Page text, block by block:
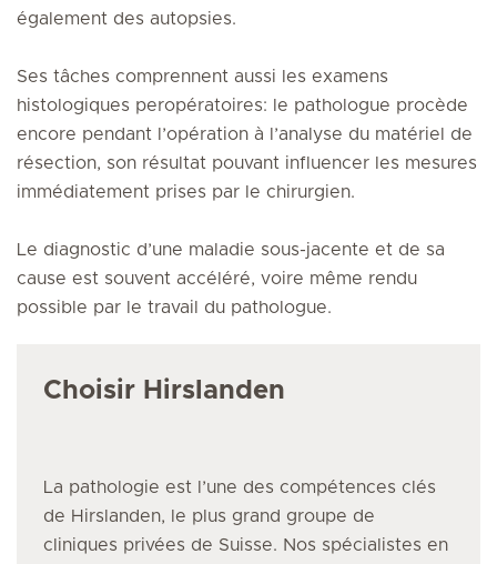
également des autopsies.
Ses tâches comprennent aussi les examens
histologiques peropératoires: le pathologue procède
encore pendant l’opération à l’analyse du matériel de
résection, son résultat pouvant influencer les mesures
immédiatement prises par le chirurgien.
Le diagnostic d’une maladie sous-jacente et de sa
cause est souvent accéléré, voire même rendu
possible par le travail du pathologue.
Choisir Hirslanden
La pathologie est l’une des compétences clés
de Hirslanden, le plus grand groupe de
cliniques privées de Suisse. Nos spécialistes en